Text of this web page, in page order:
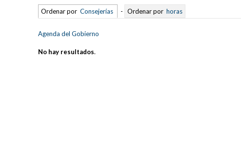
Ordenar por Consejerías - Ordenar por horas
Agenda del Gobierno
No hay resultados.